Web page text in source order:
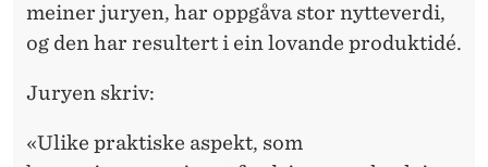
meiner juryen, har oppgåva stor nytteverdi,
og den har resultert i ein lovande produktidé.
Juryen skriv:
«Ulike praktiske aspekt, som